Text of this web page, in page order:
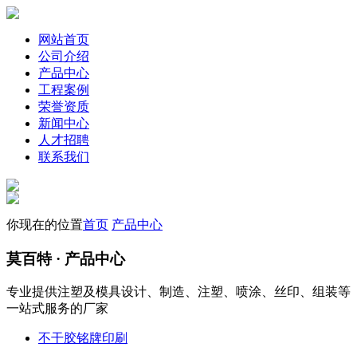
网站首页
公司介绍
产品中心
工程案例
荣誉资质
新闻中心
人才招聘
联系我们
你现在的位置首页 产品中心
莫百特· 产品中心
专业提供注塑及模具设计、制造、注塑、喷涂、丝印、组装等
一站式服务的厂家
不干胶铭牌印刷